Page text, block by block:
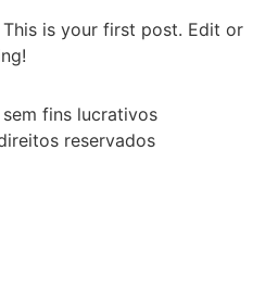
is your first post. Edit or
fins lucrativos
reservados